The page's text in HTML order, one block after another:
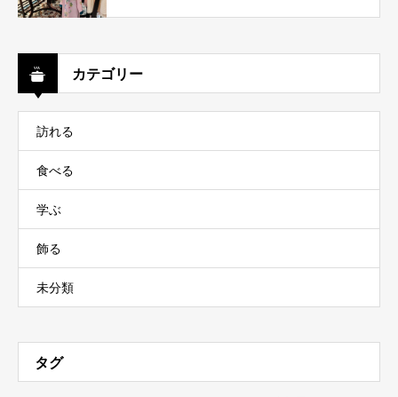
カテゴリー
訪れる
食べる
学ぶ
飾る
未分類
タグ